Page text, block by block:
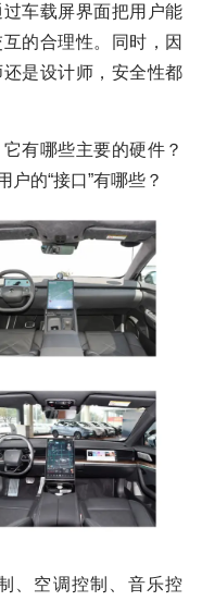
车载屏界面把用户能
的合理性。同时，因
是设计师，安全性都
有哪些主要的硬件？
的“接口”有哪些？
、空调控制、音乐控